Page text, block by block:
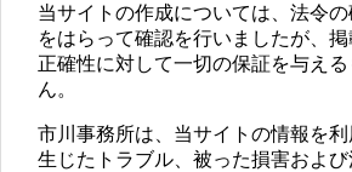
当サイトの作成については、法令
をはらって確認を行いましたが、掲
正確性に対して一切の保証を与え
ん。
市川事務所は、当サイトの情報を利
生じたトラブル、被った損害およ